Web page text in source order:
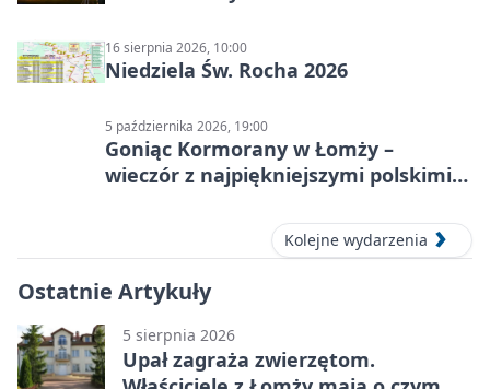
16 sierpnia 2026, 10:00
Niedziela Św. Rocha 2026
5 października 2026, 19:00
Goniąc Kormorany w Łomży –
wieczór z najpiękniejszymi polskimi
Kolejne wydarzenia
Ostatnie Artykuły
5 sierpnia 2026
Upał zagraża zwierzętom.